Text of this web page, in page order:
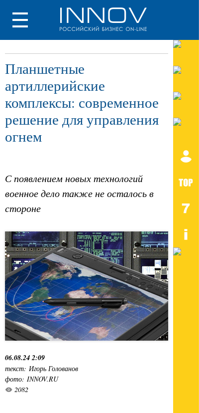
Планшетные
артиллерийские
комплексы: современное
решение для управления
огнем
С появлением новых технологий
военное дело также не осталось в
стороне
06.08.24 2:09
текст: Игорь Голованов
фото: INNOV.RU
2082